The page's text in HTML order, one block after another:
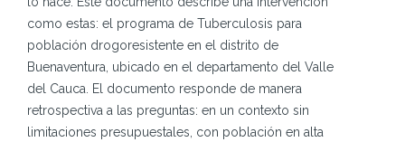
como estas: el programa de Tuberculosis para
población drogoresistente en el distrito de
Buenaventura, ubicado en el departamento del Valle
del Cauca. El documento responde de manera
retrospectiva a las preguntas: en un contexto sin
limitaciones presupuestales, con población en alta